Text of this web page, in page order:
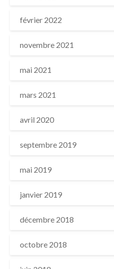
février 2022
novembre 2021
mai 2021
mars 2021
avril 2020
septembre 2019
mai 2019
janvier 2019
décembre 2018
octobre 2018